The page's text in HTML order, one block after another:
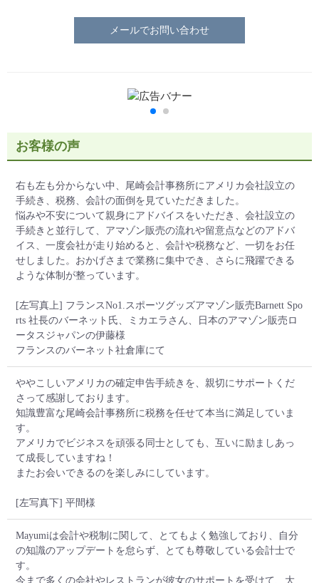
メールでお問い合わせ
お客様の声
右も左も分からない中、尾崎会計事務所にアメリカ会社設立の
手続き、税務、会計の面倒を見ていただきました。
悩みや不安について親身にアドバイスをいただき、会社設立の
手続きと並行して、アマゾン販売の流れや留意点などのアドバ
イス、一度会社が走り始めると、会計や税務など、一切をお任
せしました。おかげさまで業務に集中でき、さらに飛躍できる
ような体制が整っています。
[左写真上] フランスNo1.スポーツグッズアマゾン販売Barnett Spo
rts 社長のバーネット氏、ミカエラさん、日本のアマゾン販売ロ
ータスジャパンの伊藤様
フランスのバーネット社倉庫にて
ややこしいアメリカの確定申告手続きを、親切にサポートくだ
さって感謝しております。
知識豊富な尾崎会計事務所に税務を任せて本当に満足していま
す。
アメリカでビジネスを頑張る同士としても、互いに励ましあっ
て成長していますね！
またお会いできるのを楽しみにしています。
[左写真下] 平間様
Mayumiは会計や税制に関して、とてもよく勉強しており、自分
の知識のアップデートを怠らず、とても尊敬している会計士で
す。
今まで多くの会社やレストランが彼女のサポートを受けて、大